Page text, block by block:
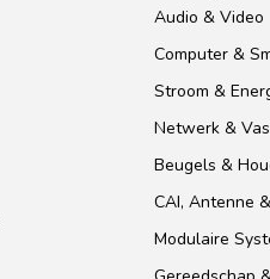
Audio & Video
Computer &
Stroom &
Netwerk &
Beugels &
CAI, Antenne
Modulaire